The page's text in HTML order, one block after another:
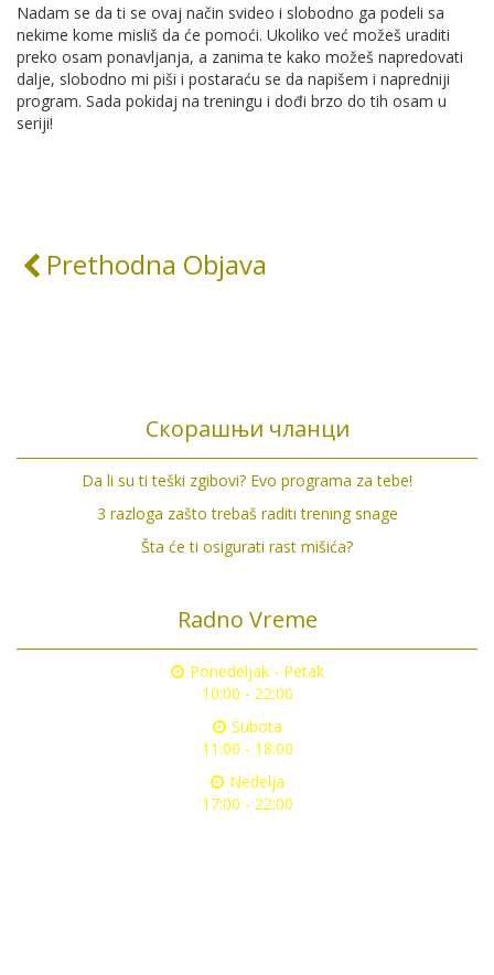
Nadam se da ti se ovaj način svideo i slobodno ga podeli sa
nekime kome misliš da će pomoći. Ukoliko već možeš uraditi
preko osam ponavljanja, a zanima te kako možeš napredovati
dalje, slobodno mi piši i postaraću se da napišem i napredniji
program. Sada pokidaj na treningu i dođi brzo do tih osam u
seriji!
Prethodna Objava
Скорашњи чланци
Da li su ti teški zgibovi? Evo programa za tebe!
3 razloga zašto trebaš raditi trening snage
Šta će ti osigurati rast mišića?
Radno Vreme
Ponedeljak - Petak
10:00 - 22:00
Subota
11:00 - 18:00
Nedelja
17:00 - 22:00